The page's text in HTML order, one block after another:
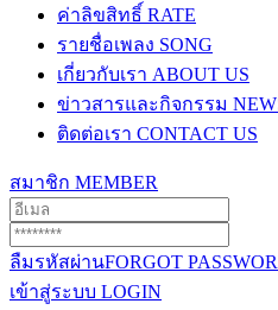
ค่าลิขสิทธิ์ RATE
รายชื่อเพลง SONG
เกี่ยวกับเรา ABOUT US
ข่าวสารและกิจกรรม
ติดต่อเรา CONTACT US
สมาชิก MEMBER
ลืมรหัสผ่านFORGOT
เข้าสู่ระบบ LOGIN